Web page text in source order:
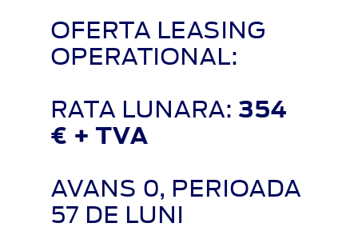
OFERTA LEASING
OPERATIONAL:
RATA LUNARA: 354
€ + TVA
AVANS 0, PERIOADA
57 DE LUNI